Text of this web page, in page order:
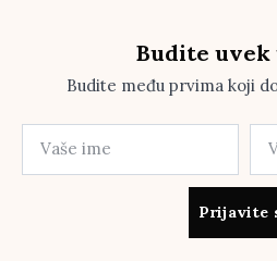
Budite uvek
Budite među prvima koji
Prijavite